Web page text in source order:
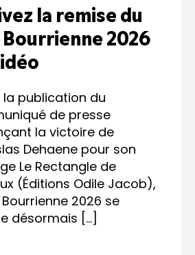
la remise du
Bourrienne 2026
la publication du
de presse
la victoire de
Dehaene pour son
Le Rectangle de
(Éditions Odile Jacob),
Bourrienne 2026 se
désormais […]